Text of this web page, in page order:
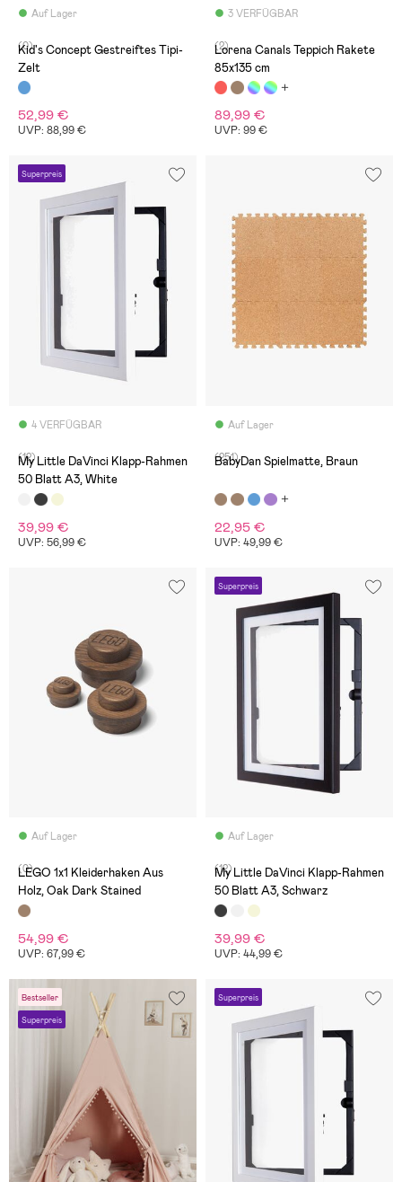
Auf Lager
(0)
Kid's Concept Gestreiftes Tipi-
Zelt
52,99 €
UVP: 88,99 €
3 VERFÜGBAR
(2)
Lorena Canals Teppich Rakete
85x135 cm
89,99 €
UVP: 99 €
Superpreis
4 VERFÜGBAR
(12)
My Little DaVinci Klapp-Rahmen
50 Blatt A3, White
39,99 €
UVP: 56,99 €
Auf Lager
(251)
BabyDan Spielmatte, Braun
22,95 €
UVP: 49,99 €
Auf Lager
(0)
LEGO 1x1 Kleiderhaken Aus
Holz, Oak Dark Stained
54,99 €
UVP: 67,99 €
Superpreis
Auf Lager
(12)
My Little DaVinci Klapp-Rahmen
50 Blatt A3, Schwarz
39,99 €
UVP: 44,99 €
Bestseller
Superpreis
Superpreis